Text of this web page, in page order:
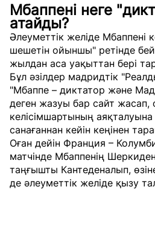
Мбаппені неге
атайды?
Әлеуметтік желіде Мбаппені
шешетін ойыншы" ретінде
жылдан аса уақыттан бері
Бұл әзілдер мадридтік
"Мбаппе – диктатор және
деген жазуы бар сайт жасап,
келісімшартының аяқталуына
санағаннан кейін кеңінен
Оған дейін Франция –
матчінде Мбаппенің
таңғышты Кантеденалып,
де әлеуметтік желіде қызу